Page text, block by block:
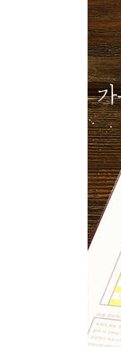
- 건
- 중
- 중
- 중
- 유
- 우
- 우
- 프
- 메모